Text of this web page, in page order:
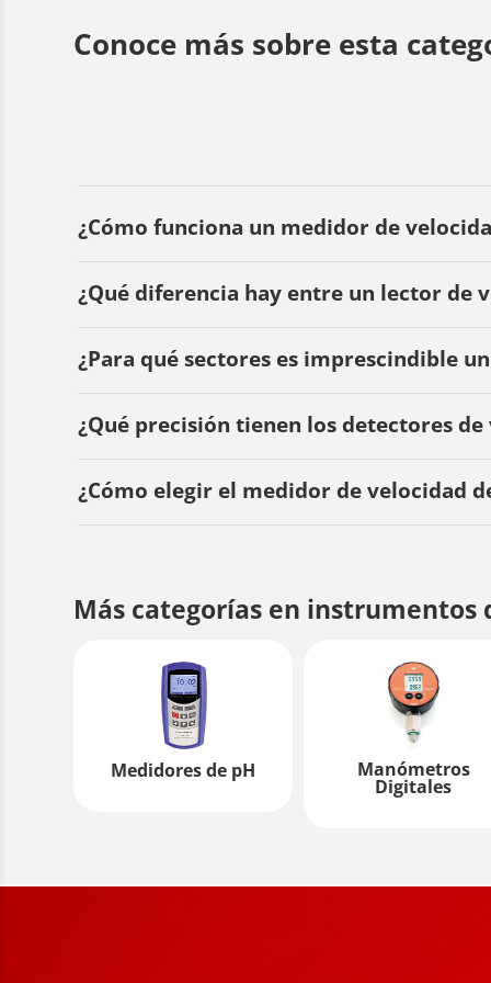
Conoce más sobre esta
¿Cómo funciona un medidor de
¿Qué diferencia hay entre un lector de
¿Para qué sectores es imprescindible
¿Qué precisión tienen los detectores
¿Cómo elegir el medidor de velocidad
Más categorías en instrumentos
Medidores de pH Manómetros
Digitales